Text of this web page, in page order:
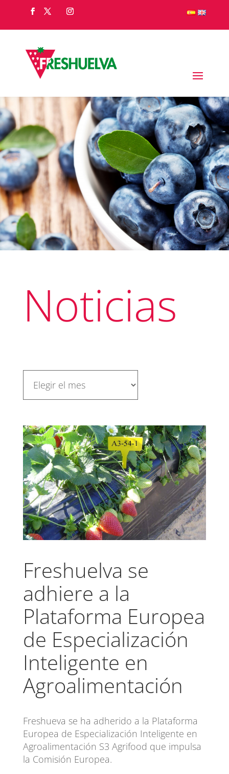
Noticias
Freshuelva se
adhiere a la
Plataforma Europea
de Especialización
Inteligente en
Agroalimentación
Freshueva se ha adherido a la Plataforma
Europea de Especialización Inteligente en
Agroalimentación S3 Agrifood que impulsa
la Comisión Europea.